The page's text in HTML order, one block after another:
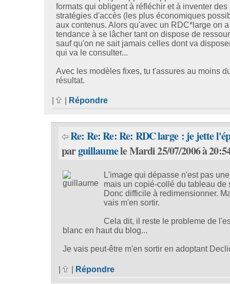
formats qui obligent à réfléchir et à inventer des
stratégies d'accès (les plus économiques
aux contenus. Alors qu'avec un RDC*large on a
tendance à se lâcher tant on dispose de
sauf qu'on ne sait jamais celles dont va
qui va le consulter...
Avec les modèles fixes, tu t'assures au moins
résultat.
| Répondre
Re: Re: Re: Re: RDC large : je jette
parguillaumele Mardi 25/07/2006 à
L'image qui dépasse n'est pas
mais un copié-collé du tableau de
Donc difficile à redimensionner.
vais m'en sortir.
Cela dit, il reste le probleme de
blanc en haut du blog...
Je vais peut-être m'en sortir en adoptant
Répondre